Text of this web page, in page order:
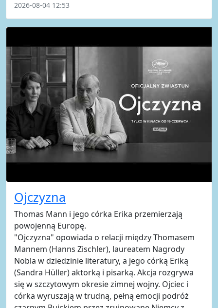
2026-08-04 12:53
Ojczyzna
Thomas Mann i jego córka Erika przemierzają
powojenną Europę.
"Ojczyzna" opowiada o relacji między Thomasem
Mannem (Hanns Zischler), laureatem Nagrody
Nobla w dziedzinie literatury, a jego córką Eriką
(Sandra Hüller) aktorką i pisarką. Akcja rozgrywa
się w szczytowym okresie zimnej wojny. Ojciec i
córka wyruszają w trudną, pełną emocji podróż